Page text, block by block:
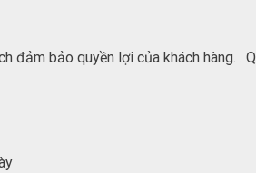
đảm bảo quyền lợi của khách hàng.